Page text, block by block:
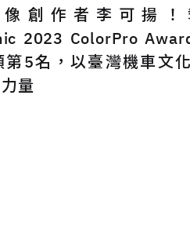
創作者李可揚！
2023 ColorPro
第5名，以臺灣機車文
力量